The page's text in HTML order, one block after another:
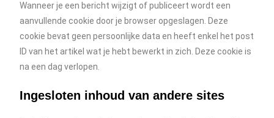
Wanneer je een bericht wijzigt of publiceert wordt een
aanvullende cookie door je browser opgeslagen. Deze
cookie bevat geen persoonlijke data en heeft enkel het post
ID van het artikel wat je hebt bewerkt in zich. Deze cookie is
na een dag verlopen.
Ingesloten inhoud van andere sites